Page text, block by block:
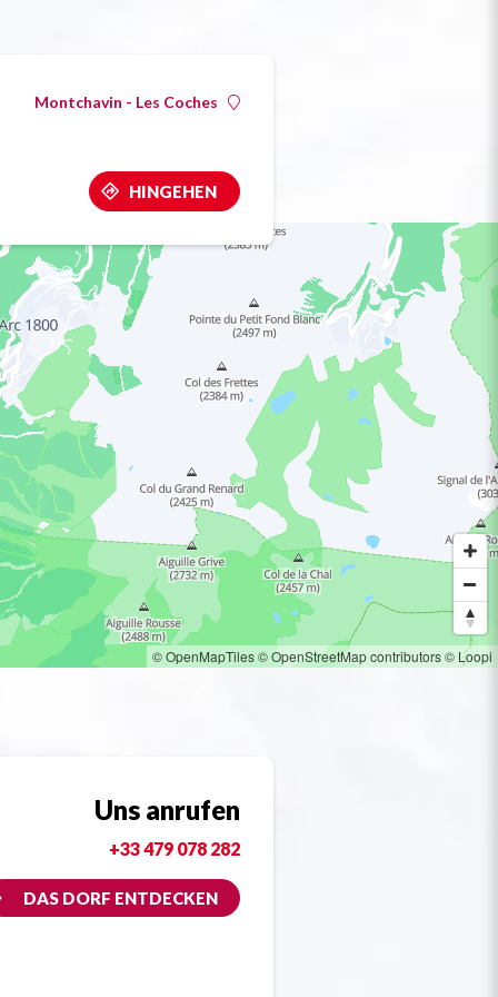
Montchavin - Les Coches
HINGEHEN
© OpenMapTiles© OpenStreetMap contributors© Loopi
Uns anrufen
+33 479 078 282
DAS DORF ENTDECKEN